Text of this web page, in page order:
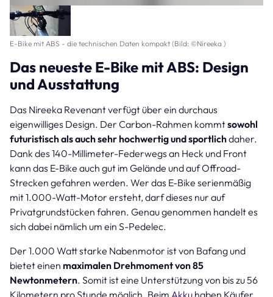
E-Bike mit ABS - die technischen Daten kompakt (Bild: ©Nireeka )
Das neueste E-Bike mit ABS: Design
und Ausstattung
Das Nireeka Revenant verfügt über ein durchaus
eigenwilliges Design. Der Carbon-Rahmen kommtsowohl
futuristisch als auch sehr hochwertig und sportlichdaher.
Dank des 140-Millimeter-Federwegs an Heck und Front
kann das E-Bike auch gut im Gelände und auf Offroad-
Strecken gefahren werden. Wer das E-Bike serienmäßig
mit 1.000-Watt-Motor ersteht, darf dieses nur auf
Privatgrundstücken fahren. Genau genommen handelt es
sich dabei nämlich um ein S-Pedelec.
Der 1.000 Watt starke Nabenmotor ist von Bafang und
bietet einen maximalen Drehmoment von 85
Newtonmetern. Somit ist eine Unterstützung von bis zu 56